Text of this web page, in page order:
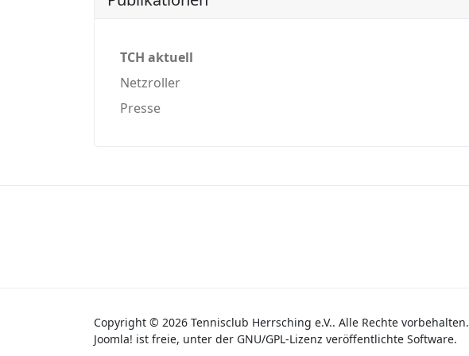
TCH aktuell
Netzroller
Presse
Copyright © 2026 Tennisclub Herrsching e.V.. Alle Rechte vorbehalten.
Joomla! ist freie, unter der GNU/GPL-Lizenz veröffentlichte Software.